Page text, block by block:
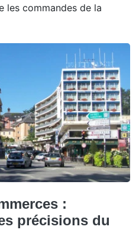
les commandes de la
:
précisions du